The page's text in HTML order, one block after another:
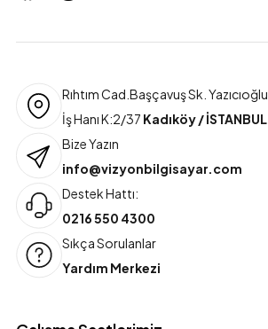
Rıhtım Cad.Başçavuş Sk. Yazıcıoğlu
İş Hanı K:2/37 Kadıköy / İSTANBUL
Bize Yazın
info@vizyonbilgisayar.com
Destek Hattı:
0216 550 4300
Sıkça Sorulanlar
Yardım Merkezi